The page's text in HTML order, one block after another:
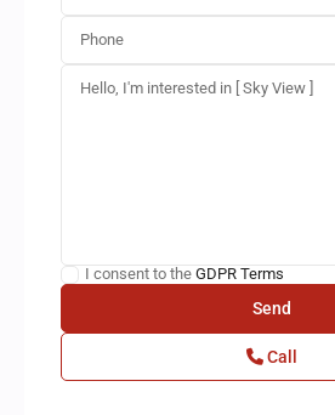
I consent to the GDPR Terms
Call